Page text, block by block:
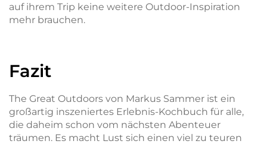
auf ihrem Trip keine weitere Outdoor-Inspiration
mehr brauchen.
Fazit
The Great Outdoors von Markus Sammer ist ein
großartig inszeniertes Erlebnis-Kochbuch für alle,
die daheim schon vom nächsten Abenteuer
träumen. Es macht Lust sich einen viel zu teuren